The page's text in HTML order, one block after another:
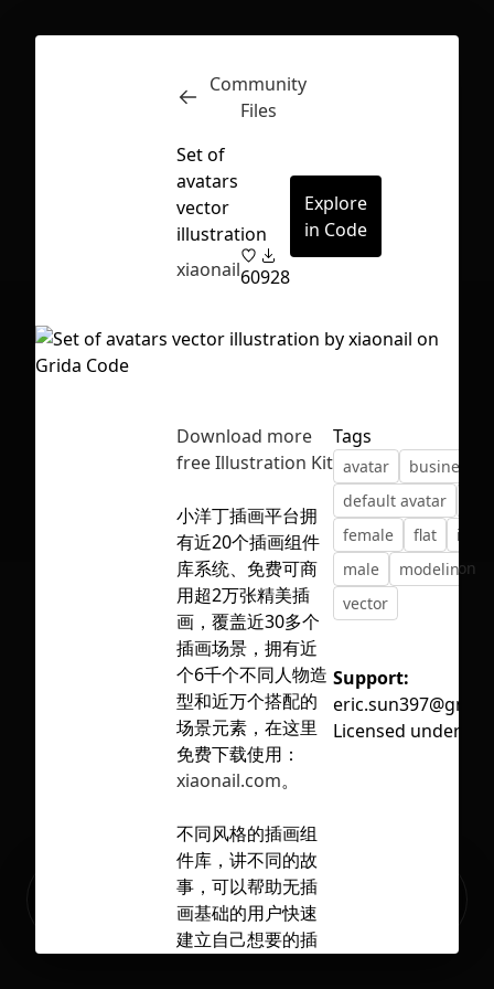
First Loading might take a while
depending on your file size.
Inspect
No selection
Ready to build your Apps with
Community
Files
Set of
avatars
vector
illustration
xiaonail60928
Explore
in Code
Download more
free Illustration Kit
小洋丁插画平台拥
有近20个插画组件
库系统、免费可商
用超2万张精美插
画，覆盖近30多个
插画场景，拥有近
个6千个不同人物造
型和近万个搭配的
场景元素，在这里
免费下载使用：
xiaonail.com。
不同风格的插画组
件库，讲不同的故
事，可以帮助无插
画基础的用户快速
建立自己想要的插
Tags
avatar
business
default avatar
female
flat
male
modeling
vector
Support:
Licensed under